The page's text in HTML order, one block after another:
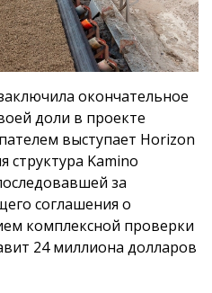
окончательное
доли в проекте
выступает Horizon
структура Kamino
за
соглашения о
комплексной проверки
24 миллиона долларов